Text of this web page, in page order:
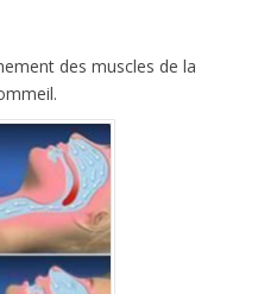
des muscles de la